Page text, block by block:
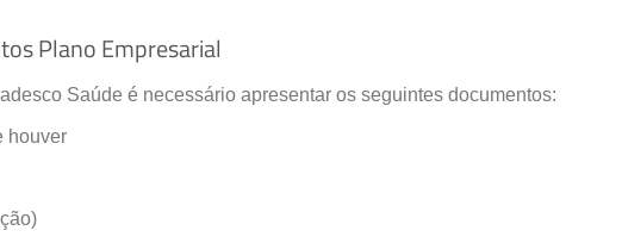
Plano Empresarial
Saúde é necessário apresentar os seguintes documentos:
houver